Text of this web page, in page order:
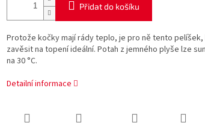
Přidat do košíku
Protože kočky mají rády teplo, je pro ně tento
zavěsit na topení ideální. Potah z jemného plyše lze
na 30 °C.
Detailní informace